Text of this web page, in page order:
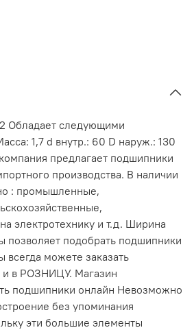
Обладает следующими
1,7 d внутр.: 60 D наруж.: 130
предлагает подшипники
производства. В наличии
: промышленные,
электротехнику и т.д. Ширина
позволяет подобрать подшипники
можете заказать
в РОЗНИЦУ. Магазин
подшипники онлайн Невозможно
без упоминания
эти большие элементы